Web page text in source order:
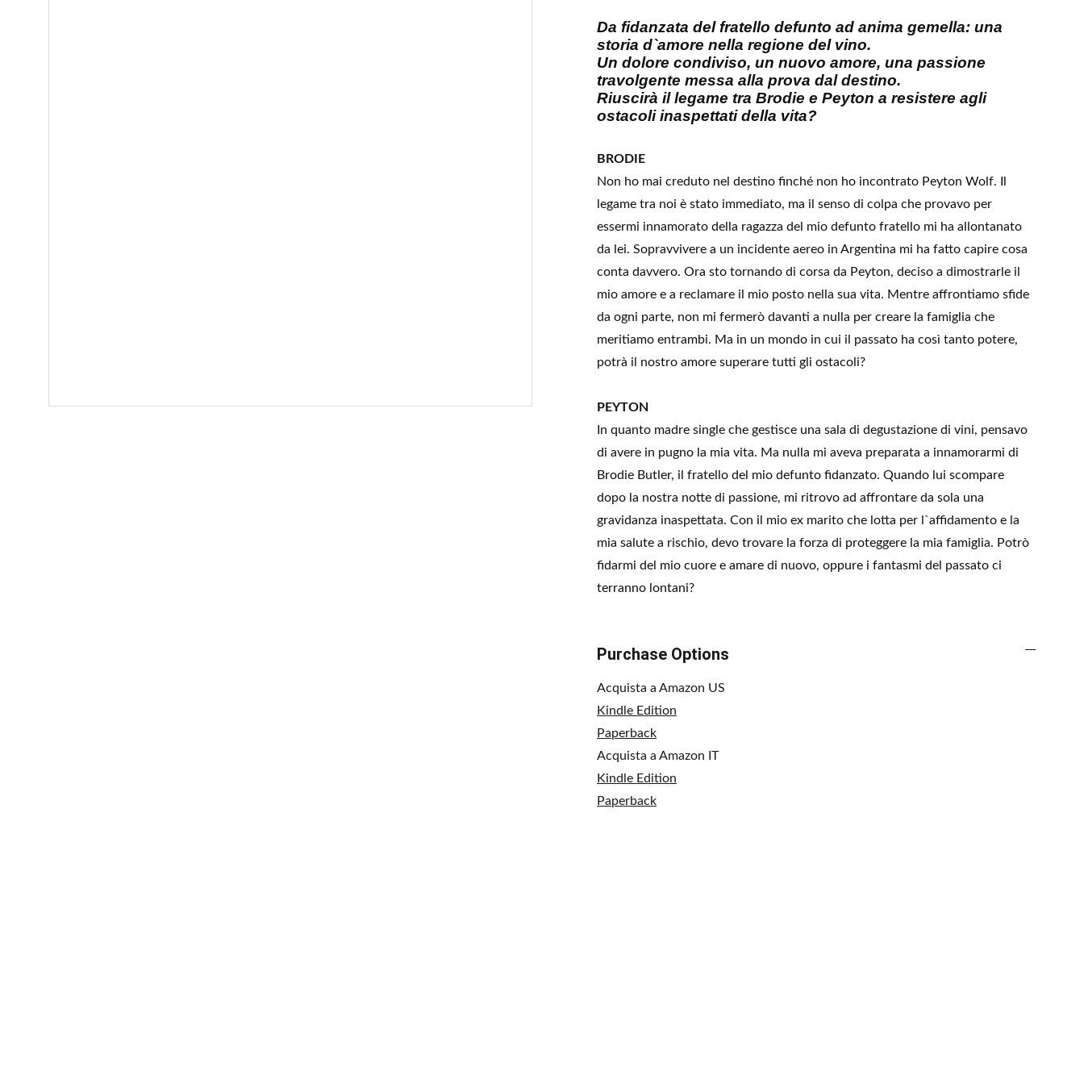
Da fidanzata del fratello defunto ad anima gemella: una
storia d`amore nella regione del vino.
Un dolore condiviso, un nuovo amore, una passione
travolgente messa alla prova dal destino.
Riuscirà il legame tra Brodie e Peyton a resistere agli
ostacoli inaspettati della vita?
BRODIE
Non ho mai creduto nel destino finché non ho incontrato Peyton Wolf. Il
legame tra noi è stato immediato, ma il senso di colpa che provavo per
essermi innamorato della ragazza del mio defunto fratello mi ha allontanato
da lei. Sopravvivere a un incidente aereo in Argentina mi ha fatto capire cosa
conta davvero. Ora sto tornando di corsa da Peyton, deciso a dimostrarle il
mio amore e a reclamare il mio posto nella sua vita. Mentre affrontiamo sfide
da ogni parte, non mi fermerò davanti a nulla per creare la famiglia che
meritiamo entrambi. Ma in un mondo in cui il passato ha così tanto potere,
potrà il nostro amore superare tutti gli ostacoli?
PEYTON
In quanto madre single che gestisce una sala di degustazione di vini, pensavo
di avere in pugno la mia vita. Ma nulla mi aveva preparata a innamorarmi di
Brodie Butler, il fratello del mio defunto fidanzato. Quando lui scompare
dopo la nostra notte di passione, mi ritrovo ad affrontare da sola una
gravidanza inaspettata. Con il mio ex marito che lotta per l`affidamento e la
mia salute a rischio, devo trovare la forza di proteggere la mia famiglia. Potrò
fidarmi del mio cuore e amare di nuovo, oppure i fantasmi del passato ci
terranno lontani?
Purchase Options
Acquista a Amazon US
Kindle Edition
Paperback
Acquista a Amazon IT
Kindle Edition
Paperback